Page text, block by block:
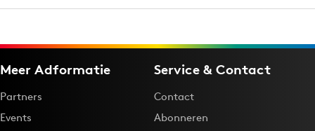
Meer Adformatie
Partners
Events
Service & Contact
Contact
Abonneren